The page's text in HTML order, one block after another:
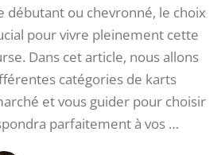
débutant ou chevronné, le choix
pour vivre pleinement cette
Dans cet article, nous allons
catégories de karts
et vous guider pour choisir
parfaitement à vos …